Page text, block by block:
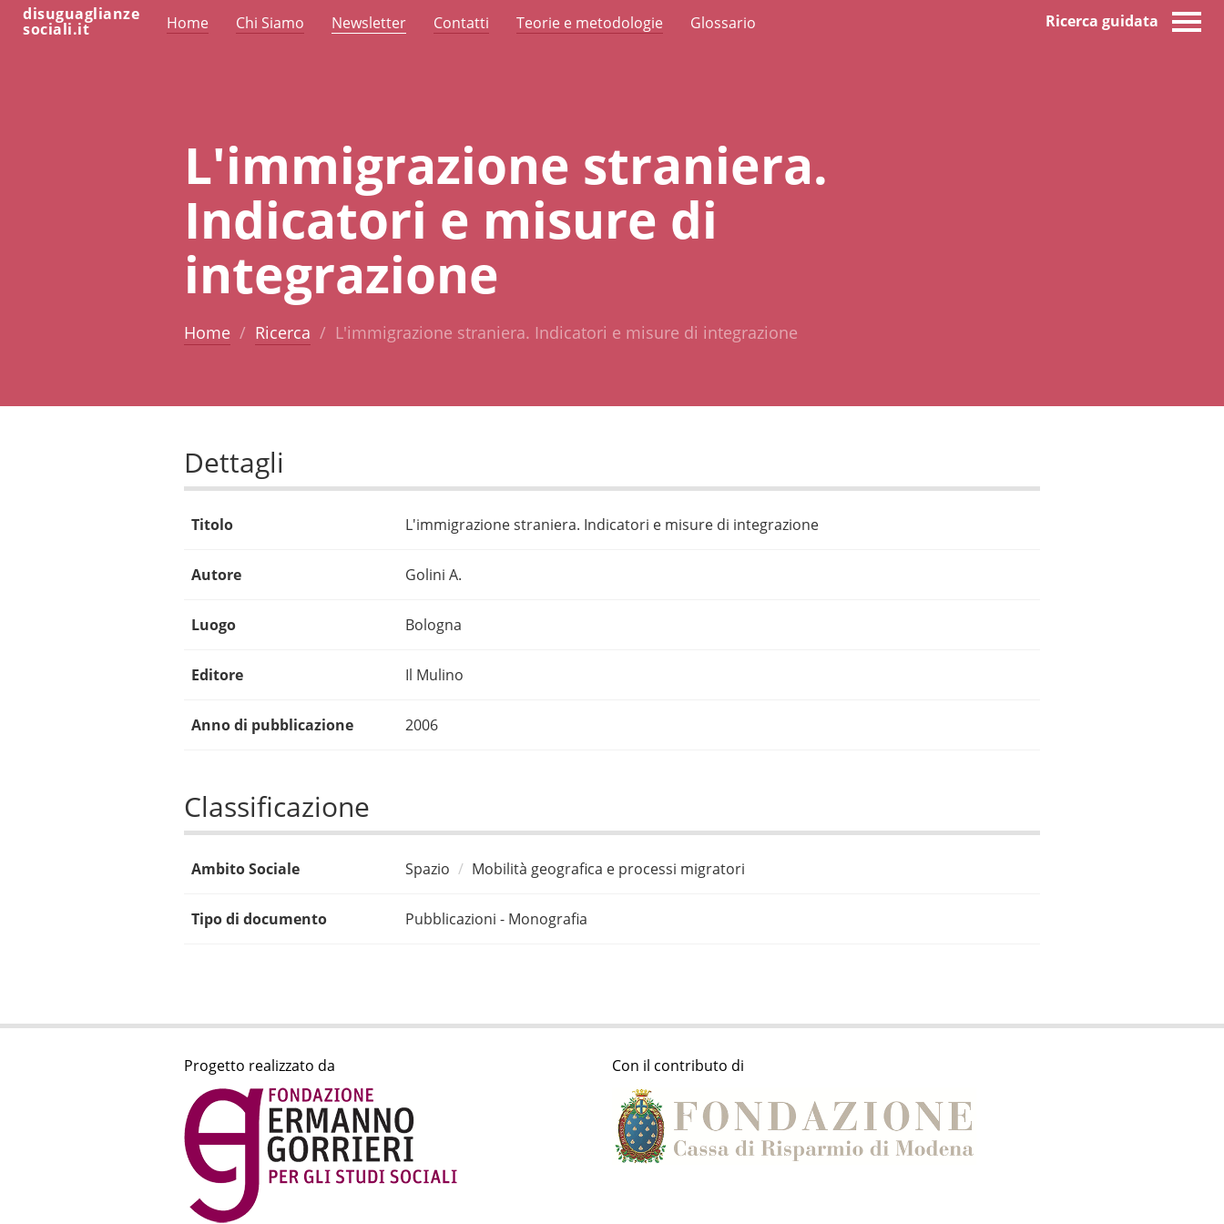
disuguaglianze
sociali.it Home Chi Siamo Newsletter Contatti Teorie e metodologie Glossario Ricerca guidata
L'immigrazione straniera.
Indicatori e misure di
integrazione
Home Ricerca L'immigrazione straniera. Indicatori e misure di integrazione
Dettagli
Titolo L'immigrazione straniera. Indicatori e misure di integrazione
Autore Golini A.
Luogo Bologna
Editore Il Mulino
Anno di pubblicazione 2006
Classificazione
Ambito Sociale Spazio Mobilità geografica e processi migratori
Tipo di documento Pubblicazioni - Monografia
Progetto realizzato da Con il contributo di